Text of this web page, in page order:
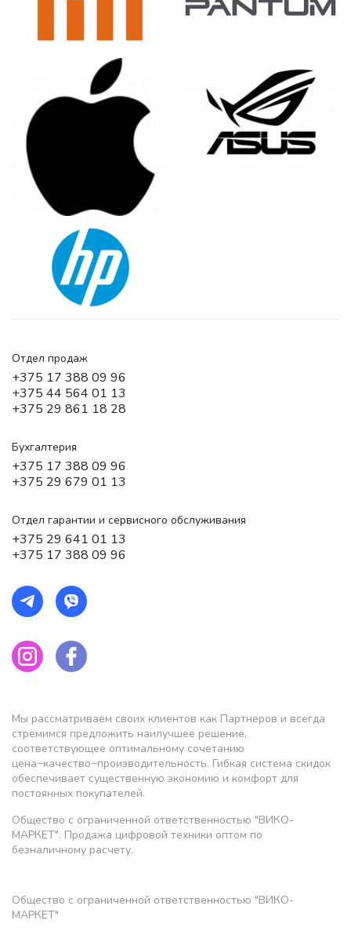
Отдел продаж
+375 17 388 09 96
+375 44 564 01 13
+375 29 861 18 28
Бухгалтерия
+375 17 388 09 96
+375 29 679 01 13
Отдел гарантии и сервисного обслуживания
+375 29 641 01 13
+375 17 388 09 96
Мы рассматриваем своих клиентов как Партнеров и всегда
стремимся предложить наилучшее решение,
соответствующее оптимальному сочетанию
цена−качество−производительность. Гибкая система скидок
обеспечивает существенную экономию и комфорт для
постоянных покупателей.
Общество с ограниченной ответственностью "ВИКО-
МАРКЕТ". Продажа цифровой техники оптом по
безналичному расчету.
Общество с ограниченной ответственностью "ВИКО-
МАРКЕТ"